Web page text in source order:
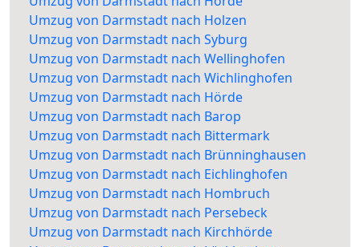
Umzug von Darmstadt nach Holzen
Umzug von Darmstadt nach Syburg
Umzug von Darmstadt nach Wellinghofen
Umzug von Darmstadt nach Wichlinghofen
Umzug von Darmstadt nach Hörde
Umzug von Darmstadt nach Barop
Umzug von Darmstadt nach Bittermark
Umzug von Darmstadt nach Brünninghausen
Umzug von Darmstadt nach Eichlinghofen
Umzug von Darmstadt nach Hombruch
Umzug von Darmstadt nach Persebeck
Umzug von Darmstadt nach Kirchhörde